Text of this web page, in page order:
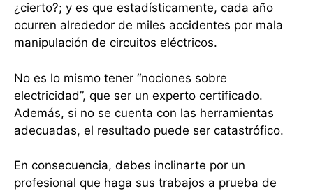
¿cierto?; y es que estadísticamente, cada año
ocurren alrededor de miles accidentes por mala
manipulación de circuitos eléctricos.
No es lo mismo tener “nociones sobre
electricidad”, que ser un experto certificado.
Además, si no se cuenta con las herramientas
adecuadas, el resultado puede ser catastrófico.
En consecuencia, debes inclinarte por un
profesional que haga sus trabajos a prueba de